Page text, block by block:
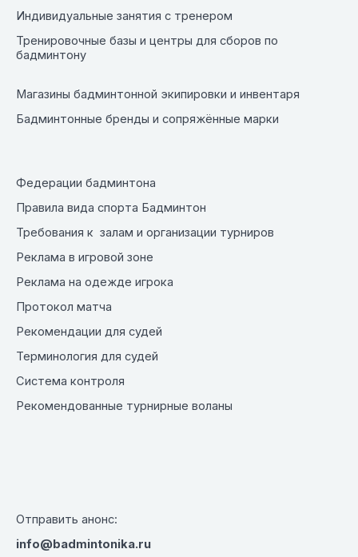
Индивидуальные занятия с тренером
Тренировочные базы и центры для сборов по
бадминтону
Магазины бадминтонной экипировки и инвентаря
Бадминтонные бренды и сопряжённые марки
Федерации бадминтона
Правила вида спорта Бадминтон
Требования к залам и организации турниров
Реклама в игровой зоне
Реклама на одежде игрока
Протокол матча
Рекомендации для судей
Терминология для судей
Система контроля
Рекомендованные турнирные воланы
Отправить анонс:
info@badmintonika.ru